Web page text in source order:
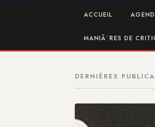
ACCUEIL
MANIÃ¨RES DE
DERNIÈRES